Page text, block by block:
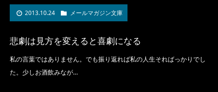
2013.10.24 メールマガジン文庫
悲劇は見方を変えると喜劇になる
私の言葉ではありません。でも振り返れば私の人生そればっかりでし
た。少しお酒飲みなが…